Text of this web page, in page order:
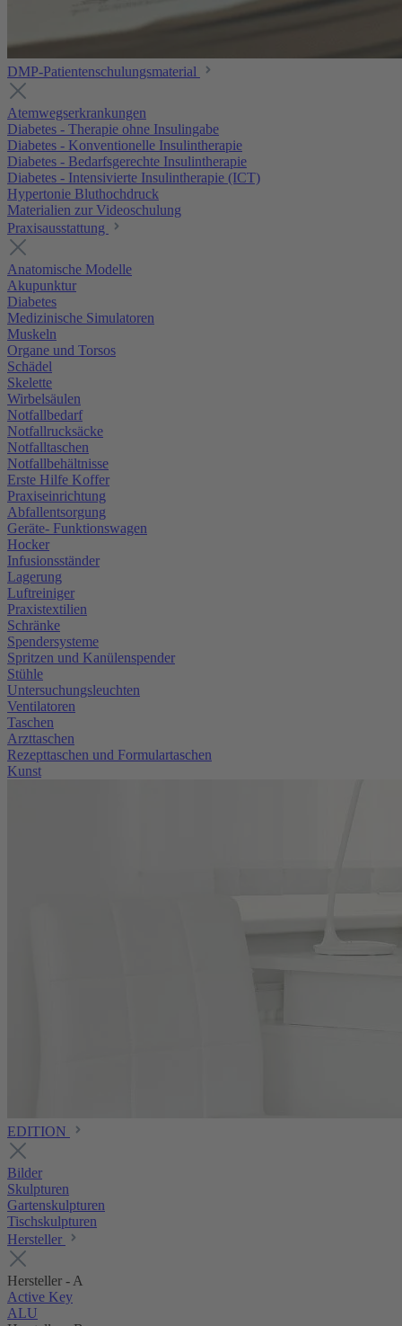
DMP-Patientenschulungsmaterial
Atemwegserkrankungen
Diabetes - Therapie ohne Insulingabe
Diabetes - Konventionelle Insulintherapie
Diabetes - Bedarfsgerechte Insulintherapie
Diabetes - Intensivierte Insulintherapie (ICT)
Hypertonie Bluthochdruck
Materialien zur Videoschulung
Praxisausstattung
Anatomische Modelle
Akupunktur
Diabetes
Medizinische Simulatoren
Muskeln
Organe und Torsos
Schädel
Skelette
Wirbelsäulen
Notfallbedarf
Notfallrucksäcke
Notfalltaschen
Notfallbehältnisse
Erste Hilfe Koffer
Praxiseinrichtung
Abfallentsorgung
Geräte- Funktionswagen
Hocker
Infusionsständer
Lagerung
Luftreiniger
Praxistextilien
Schränke
Spendersysteme
Spritzen und Kanülenspender
Stühle
Untersuchungsleuchten
Ventilatoren
Taschen
Arzttaschen
Rezepttaschen und Formulartaschen
Kunst
EDITION
Bilder
Skulpturen
Gartenskulpturen
Tischskulpturen
Hersteller
Hersteller - A
Active Key
ALU